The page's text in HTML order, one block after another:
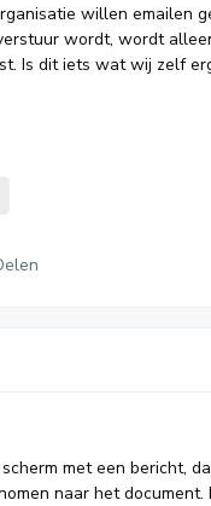
willen emailen
wordt, wordt
Is dit iets wat wij zelf
met een bericht,
naar het document.